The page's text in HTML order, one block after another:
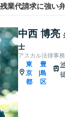
業代請求に強い
中西 博亮
士
アスカル法律事
東
京
都
豊
島
区